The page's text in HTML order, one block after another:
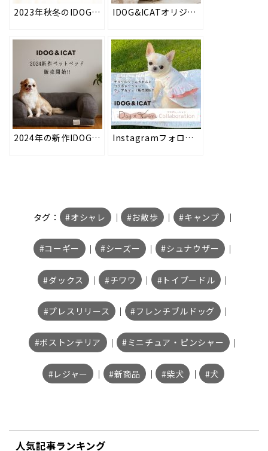
2023年秋冬のIDOG&ICAT新作イベントウェアを2023年8月18日より順次販売。ハロウィン・クリスマス・お正月など、秋冬のイベントにピッタリのペット用コスチュームです。 IDOG&ICATオリジナルの春夏新作ドッグウェアを2024年2月7日より順次販売開始！春夏に向けた防蚊加工や冷感素材など、愛犬の着心地を優先した高品質の犬用お洋服。
2024年の新作IDOG&ICATオリジナルペットベッド類を2024年2月7日より順次販売。長くご愛用いただけるウレタンフォームの高品質ベッドなど、ペットに優しいベッドで愛犬・愛猫に心地よい眠りを Instagramフォロワー10万人超えの人気チワワ「クリムちゃん」との初コラボアイテムが2024年3月25日より順次販売開始！「好き」が詰まったこだわりのデザインのドッグウェアとマットです。
タグ： オシャレ ｜ お散歩 ｜ キャンプ ｜
コーギー ｜ シーズー ｜ シュナウザー ｜
ダックス ｜ チワワ ｜ トイプードル ｜
プレスリリース ｜ フレンチブルドッグ ｜
ボストンテリア ｜ ミニチュア・ピンシャー ｜
レジャー ｜ 新商品 ｜ 柴犬 ｜ 犬
人気記事ランキング